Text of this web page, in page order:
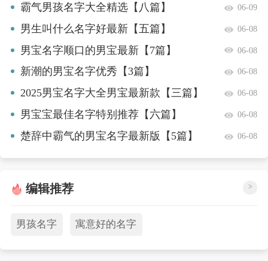
篇】霸气男孩名字大全精选【八篇】 06-09
男生叫什么名字好最新【五篇】 06-08
男宝名字顺口的男宝最新【7篇】 06-08
新潮的男宝名字优秀【3篇】 06-08
2025男宝名字大全男宝最新款【三篇】 06-08
男宝宝最佳名字特别推荐【六篇】 06-08
楚辞中霸气的男宝名字最新版【5篇】 06-08
编辑推荐 >
男孩名字 寓意好的名字